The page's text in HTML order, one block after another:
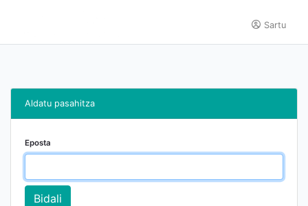
Sartu
Aldatu pasahitza
Eposta
Bidali